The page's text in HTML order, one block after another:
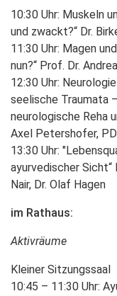
10:30 Uhr: Muskeln
und zwackt?“ Dr.
11:30 Uhr: Magen
nun?“ Prof. Dr.
12:30 Uhr:
seelische Traumata
neurologische Reha
Axel Petershofer, PD
13:30 Uhr:
ayurvedischer Sicht“
Nair, Dr. Olaf Hagen
im Rathaus:
Aktivräume
Kleiner Sitzungssaal
10:45 – 11:30 Uhr: